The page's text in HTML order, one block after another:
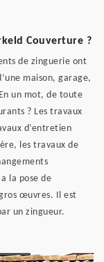
Couverture ?
de zinguerie ont
maison, garage,
un mot, de toute
? Les travaux
d’entretien
les travaux de
la pose de
œuvres. Il est
un zingueur.